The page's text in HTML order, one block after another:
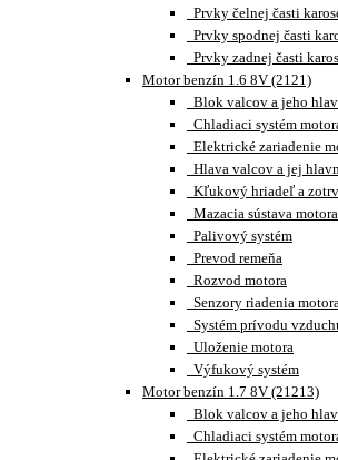
Prvky čelnej časti
Prvky spodnej časti
Prvky zadnej časti
Motor benzín 1.6 8V (2121)
Blok valcov a jeho
Chladiaci systém
Elektrické zariadenie
Hlava valcov a jej
Kľukový hriadeľ a
Mazacia sústava motora
Palivový systém
Prevod remeňa
Rozvod motora
Senzory riadenia
Systém prívodu
Uloženie motora
Výfukový systém
Motor benzín 1.7 8V (21213)
Blok valcov a jeho
Chladiaci systém